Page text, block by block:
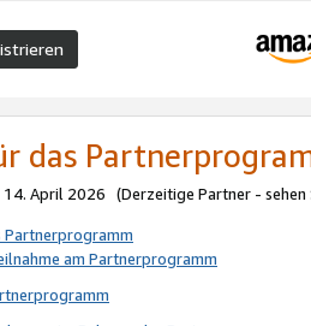
das
14. April 2026 (Derzeitige Partner - sehen
am Partnerprogramm